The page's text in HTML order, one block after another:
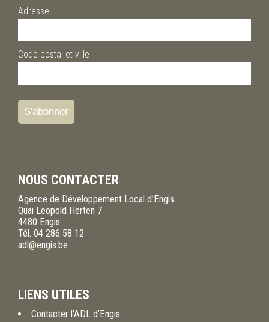
Adresse
Code postal et ville
NOUS CONTACTER
Agence de Développement Local d'Engis
Quai Leopold Herten 7
4480 Engis
Tél. 04 286 58 12
adl@engis.be
LIENS UTILES
Contacter l’ADL d’Engis